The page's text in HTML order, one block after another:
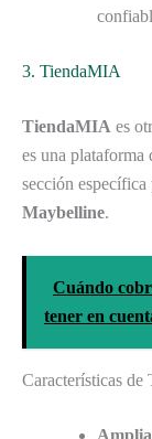
3. TiendaMIA
TiendaMIA es
es una plataforma
sección
Maybelline.
Cuándo
tener en
Características